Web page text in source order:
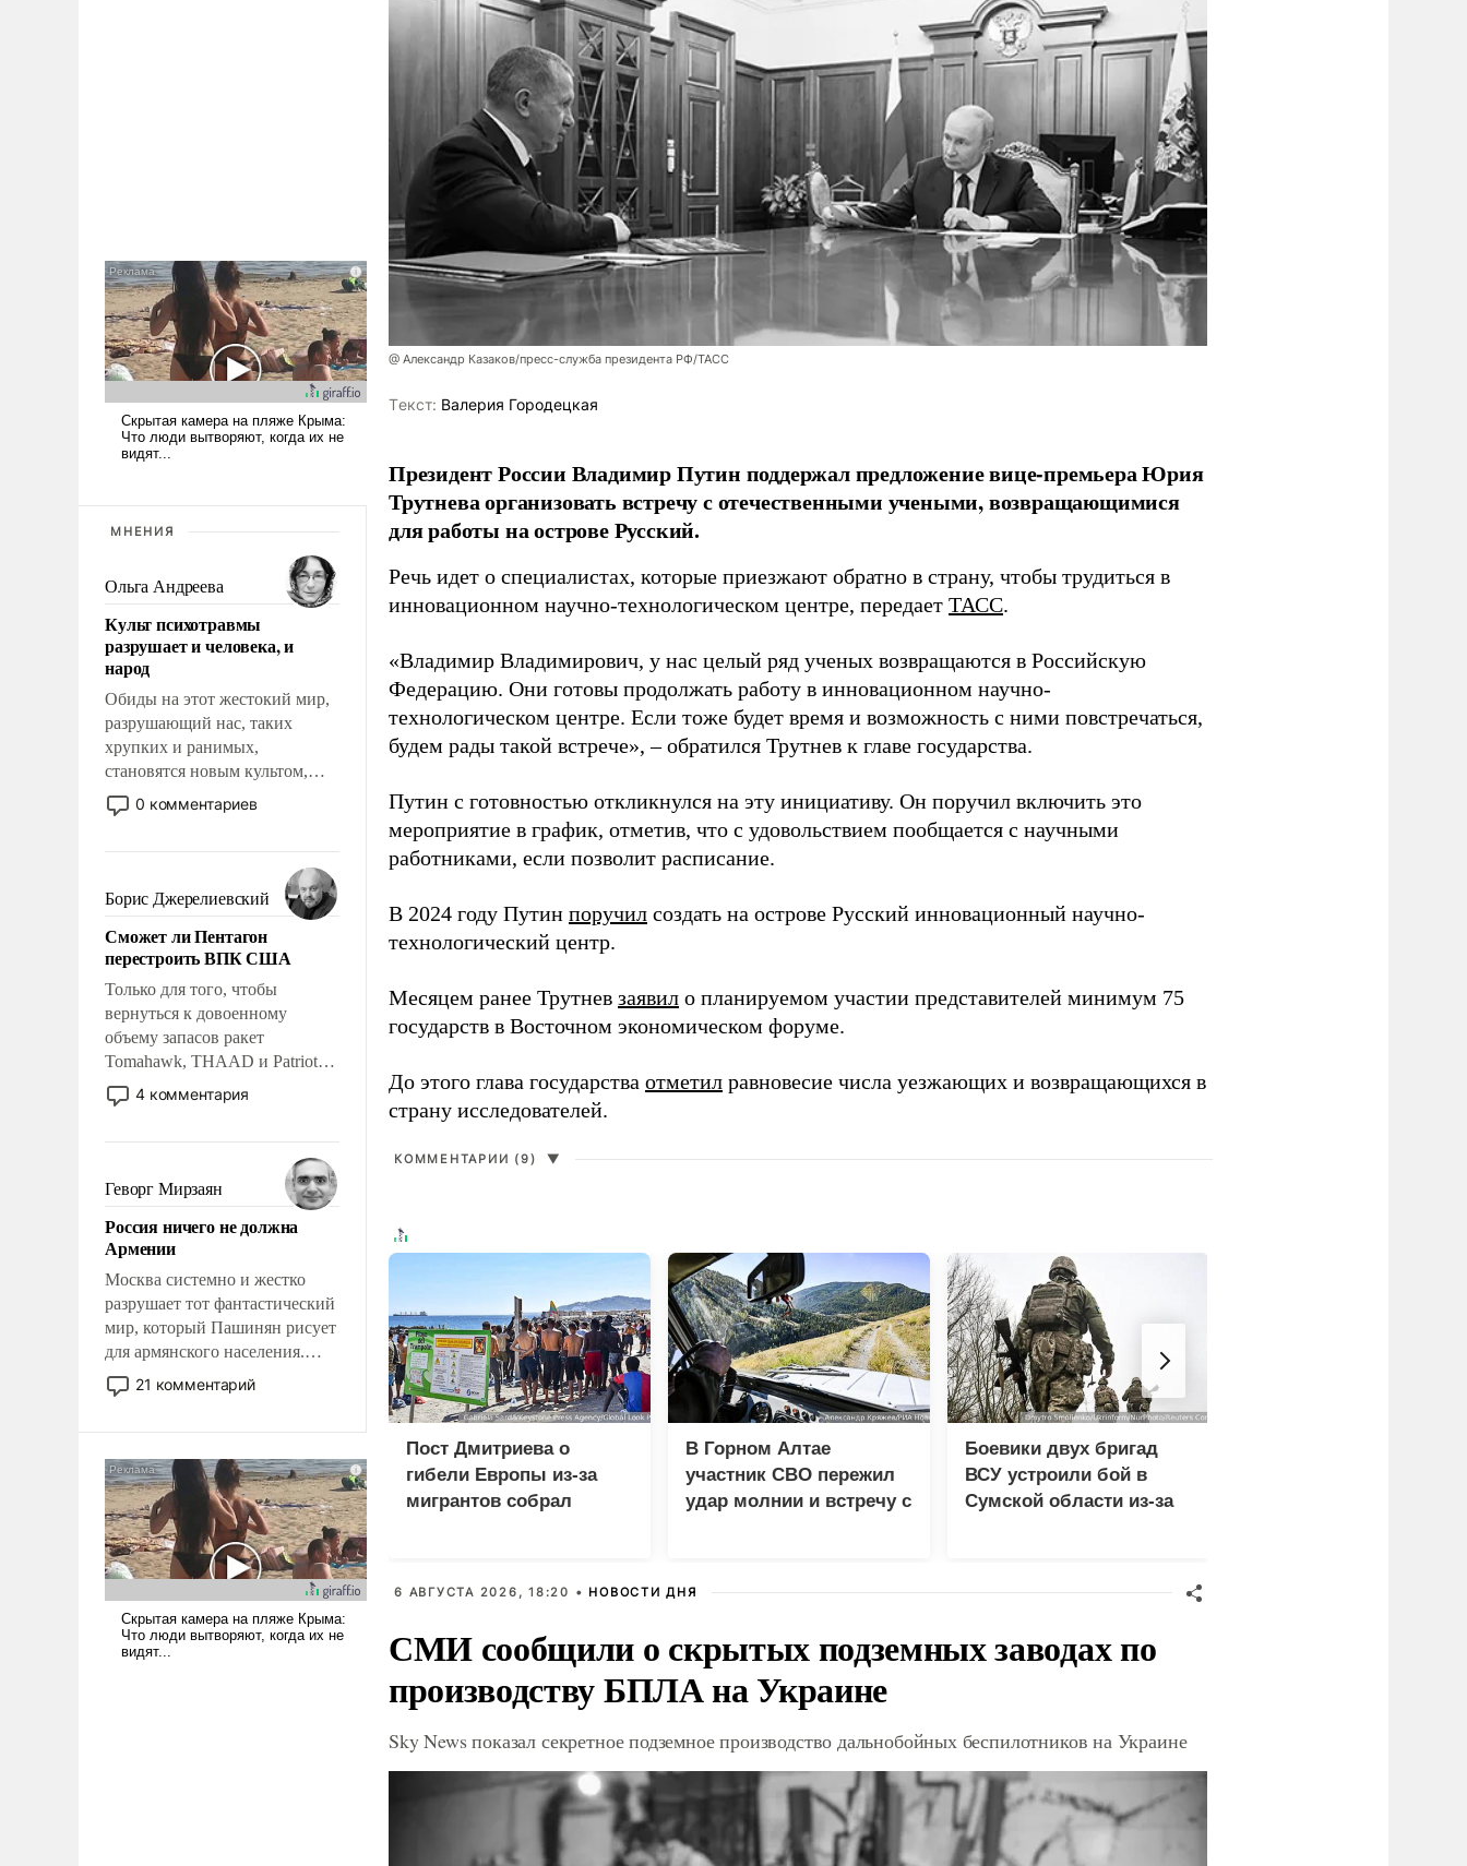
МНЕНИЯ
Ольга Андреева
Культ психотравмы
разрушает и человека, и
народ
Обиды на этот жестокий мир,
разрушающий нас, таких
хрупких и ранимых,
становятся новым культом,
постепенно вытесняя и
отменяя традиционное
мужественным и твердым под
ударами судьбы, брать на себя
ответственность, помогать
слабым, идти вперед и
адаптироваться.
0 комментариев
Борис Джерелиевский
Сможет ли Пентагон
перестроить ВПК США
Только для того, чтобы
вернуться к довоенному
объему запасов ракет
Tomahawk, THAAD и Patriot
США потребуется более трех
лет. Даже небольшая война с
Сложившаяся ситуация
означает многолетний период
уязвимости США, например,
перед Китаем.
4 комментария
Геворг Мирзаян
Россия ничего не должна
Армении
Москва системно и жестко
разрушает тот фантастический
мир, который Пашинян рисует
для армянского населения.
Мир, где политические
прожекты будут безусловно
налогоплательщиков и где
Еревану за свои поступки не
нужно отвечать.
21 комментарий
@ Александр Казаков/пресс-служба президента РФ/ТАСС
Tекст: Валерия Городецкая
Президент России Владимир Путин поддержал предложение вице-премьера Юрия
Трутнева организовать встречу с отечественными учеными, возвращающимися
для работы на острове Русский.
Речь идет о специалистах, которые приезжают обратно в страну, чтобы трудиться в
инновационном научно-технологическом центре, передает ТАСС.
«Владимир Владимирович, у нас целый ряд ученых возвращаются в Российскую
Федерацию. Они готовы продолжать работу в инновационном научно-
технологическом центре. Если тоже будет время и возможность с ними повстречаться,
будем рады такой встрече», – обратился Трутнев к главе государства.
Путин с готовностью откликнулся на эту инициативу. Он поручил включить это
мероприятие в график, отметив, что с удовольствием пообщается с научными
работниками, если позволит расписание.
В 2024 году Путин поручил создать на острове Русский инновационный научно-
технологический центр.
Месяцем ранее Трутнев заявил о планируемом участии представителей минимум 75
государств в Восточном экономическом форуме.
До этого глава государства отметил равновесие числа уезжающих и возвращающихся в
страну исследователей.
КОММЕНТАРИИ (9) ▼
Пост Дмитриева о
гибели Европы из-за
мигрантов собрал
В Горном Алтае
участник СВО пережил
удар молнии и встречу с
Боевики двух бригад
ВСУ устроили бой в
Сумской области из-за
6 АВГУСТА 2026, 18:20 • НОВОСТИ ДНЯ
СМИ сообщили о скрытых подземных заводах по
производству БПЛА на Украине
Sky News показал секретное подземное производство дальнобойных беспилотников на Украине